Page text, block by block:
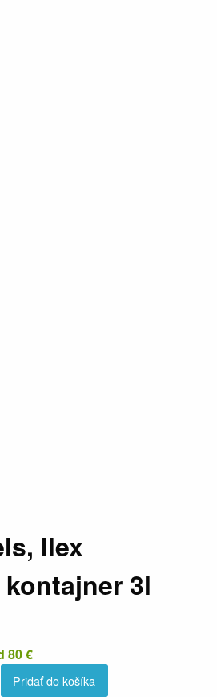
Ilex
kontajner 3l
80 €
Pridať do košíka